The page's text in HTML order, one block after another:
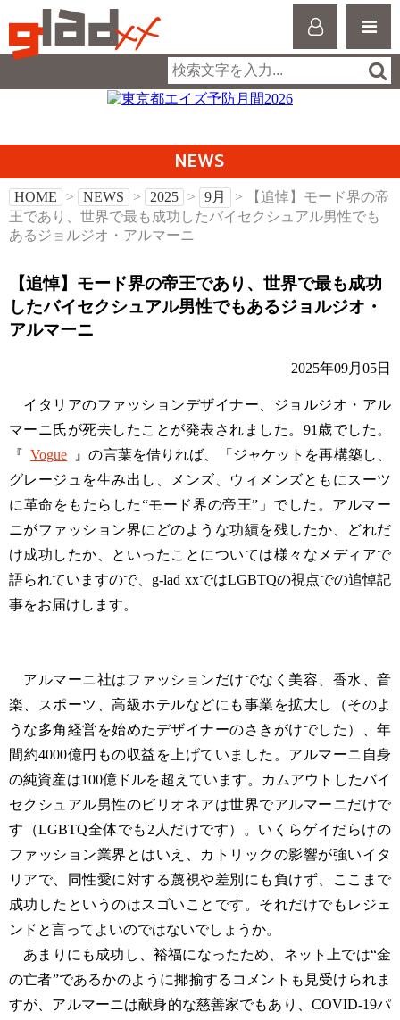
NEWS
HOME > NEWS > 2025 > 9月
> 【追悼】モード界の帝
王であり、世界で最も成功したバイセクシュアル男性でも
あるジョルジオ・アルマーニ
【追悼】モード界の帝王であり、世界で最も成功
したバイセクシュアル男性でもあるジョルジオ・
アルマーニ
2025年09月05日
イタリアのファッションデザイナー、ジョルジオ・アル
マーニ氏が死去したことが発表されました。91歳でした。
『 Vogue
』の言葉を借りれば、「ジャケットを再構築し、
グレージュを生み出し、メンズ、ウィメンズともにスーツ
に革命をもたらした“モード界の帝王”」でした。アルマー
ニがファッション界にどのような功績を残したか、どれだ
け成功したか、といったことについては様々なメディアで
語られていますので、g-lad xxではLGBTQの視点での追悼記
事をお届けします。
アルマーニ社はファッションだけでなく美容、香水、音
楽、スポーツ、高級ホテルなどにも事業を拡大し（そのよ
うな多角経営を始めたデザイナーのさきがけでした）、年
間約4000億円もの収益を上げていました。アルマーニ自身
の純資産は100億ドルを超えています。カムアウトしたバイ
セクシュアル男性のビリオネアは世界でアルマーニだけで
す（LGBTQ全体でも2人だけです）。いくらゲイだらけの
ファッション業界とはいえ、カトリックの影響が強いイタ
リアで、同性愛に対する蔑視や差別にも負けず、ここまで
成功したというのはスゴいことです。それだけでもレジェ
ンドと言ってよいのではないでしょうか。
あまりにも成功し、裕福になったため、ネット上では“金
の亡者”であるかのように揶揄するコメントも見受けられま
すが、アルマーニは献身的な慈善家でもあり、COVID-19パ